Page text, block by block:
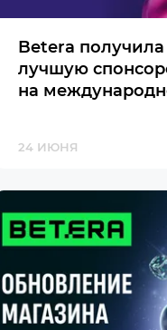
Betera получила
лучшую
на
24 ИЮНЯ